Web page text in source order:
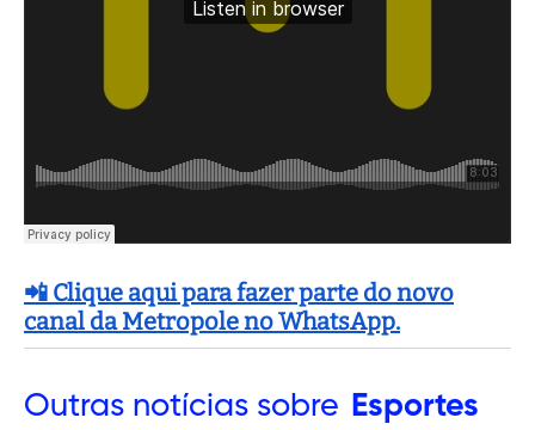
📲 Clique aqui para fazer parte do novo
canal da Metropole no WhatsApp.
Outras notícias sobre Esportes